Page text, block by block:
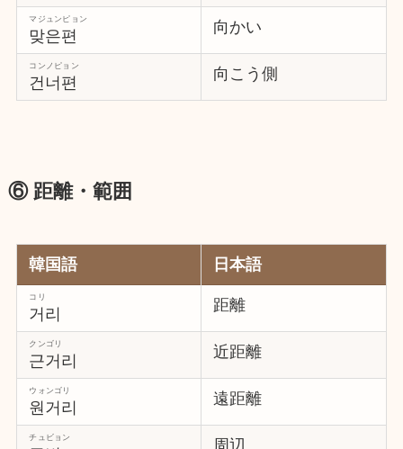
맞은편
マジュンピョン 向かい
건너편
コンノピョン 向こう側
⑥ 距離・範囲
韓国語 日本語
거리
コリ 距離
근거리
クンゴリ 近距離
원거리
ウォンゴリ 遠距離
チュビョン